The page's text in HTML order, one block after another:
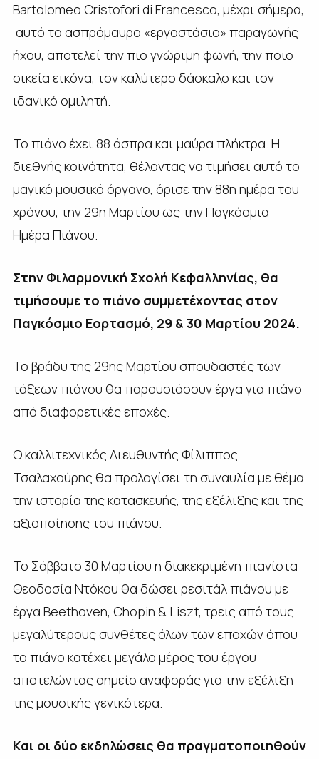
Bartolomeo Cristofori di Francescο, μέχρι σήμερα,
αυτό το ασπρόμαυρο «εργοστάσιο» παραγωγής
ήχου, αποτελεί την πιο γνώριμη φωνή, την ποιο
οικεία εικόνα, τον καλύτερο δάσκαλο και τον
ιδανικό ομιλητή.
Το πιάνο έχει 88 άσπρα και μαύρα πλήκτρα. Η
διεθνής κοινότητα, θέλοντας να τιμήσει αυτό το
μαγικό μουσικό όργανο, όρισε την 88η ημέρα του
χρόνου, την 29η Μαρτίου ως την Παγκόσμια
Ημέρα Πιάνου.
Στην Φιλαρμονική Σχολή Κεφαλληνίας, θα
τιμήσουμε το πιάνο συμμετέχοντας στον
Παγκόσμιο Εορτασμό, 29 & 30 Μαρτίου 2024.
Το βράδυ της 29ης Μαρτίου σπουδαστές των
τάξεων πιάνου θα παρουσιάσουν έργα για πιάνο
από διαφορετικές εποχές.
Ο καλλιτεχνικός Διευθυντής Φίλιππος
Τσαλαχούρης θα προλογίσει τη συναυλία με θέμα
την ιστορία της κατασκευής, της εξέλιξης και της
αξιοποίησης του πιάνου.
Το Σάββατο 30 Μαρτίου η διακεκριμένη πιανίστα
Θεοδοσία Ντόκου θα δώσει ρεσιτάλ πιάνου με
έργα Beethoven, Chopin & Liszt, τρεις από τους
μεγαλύτερους συνθέτες όλων των εποχών όπου
το πιάνο κατέχει μεγάλο μέρος του έργου
αποτελώντας σημείο αναφοράς για την εξέλιξη
της μουσικής γενικότερα.
Και οι δύο εκδηλώσεις θα πραγματοποιηθούν